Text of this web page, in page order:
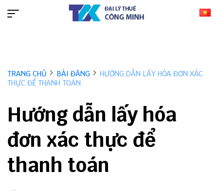
TRANG CHỦ BÀI ĐĂNG
HƯỚNG DẪN LẤY HÓA ĐƠN XÁC
THỰC ĐỂ THANH TOÁN
Hướng dẫn lấy hóa
đơn xác thực để
thanh toán